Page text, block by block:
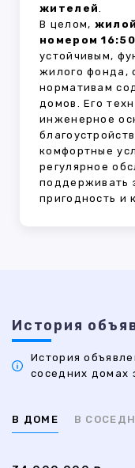
жителей.
В целом,
номером
устойчивым,
жилого фонда,
нормативам
домов. Его
инженерное
комфортные
регулярное
поддерживать
пригодность и
История
История
соседних домах
В ДОМЕ В